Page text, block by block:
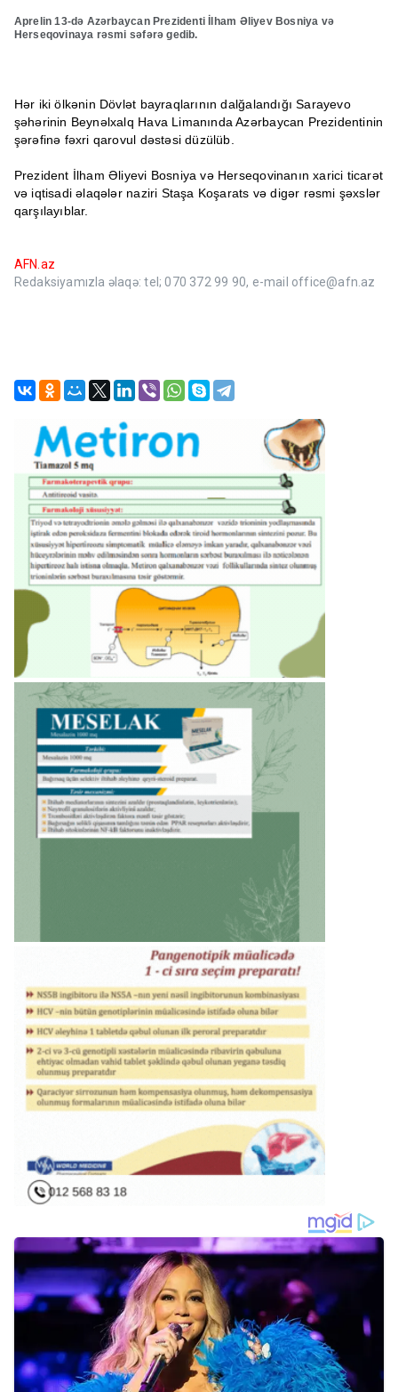
Aprelin 13-də Azərbaycan Prezidenti İlham Əliyev Bosniya və
Herseqovinaya rəsmi səfərə gedib.
Hər iki ölkənin Dövlət bayraqlarının dalğalandığı Sarayevo
şəhərinin Beynəlxalq Hava Limanında Azərbaycan Prezidentinin
şərəfinə fəxri qarovul dəstəsi düzülüb.
Prezident İlham Əliyevi Bosniya və Herseqovinanın xarici ticarət
və iqtisadi əlaqələr naziri Staşa Koşarats və digər rəsmi şəxslər
qarşılayıblar.
AFN.az
Redaksiyamızla əlaqə: tel; 070 372 99 90, e-mail office@afn.az